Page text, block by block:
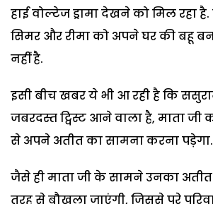
हाई वोल्टेज ड्रामा देखने को मिल रहा
सिमर और रीमा को अपने घर की बहू
नहीं है.
इसी बीच खबर ये भी आ रही है कि
जबरदस्त ट्विस्ट आने वाला है, माता जी
से अपने अतीत का सामना करना पड़ेगा.
जैसे ही माता जी के सामने उनका
तरह से बौखला जाएंगी, जिससे पूरे